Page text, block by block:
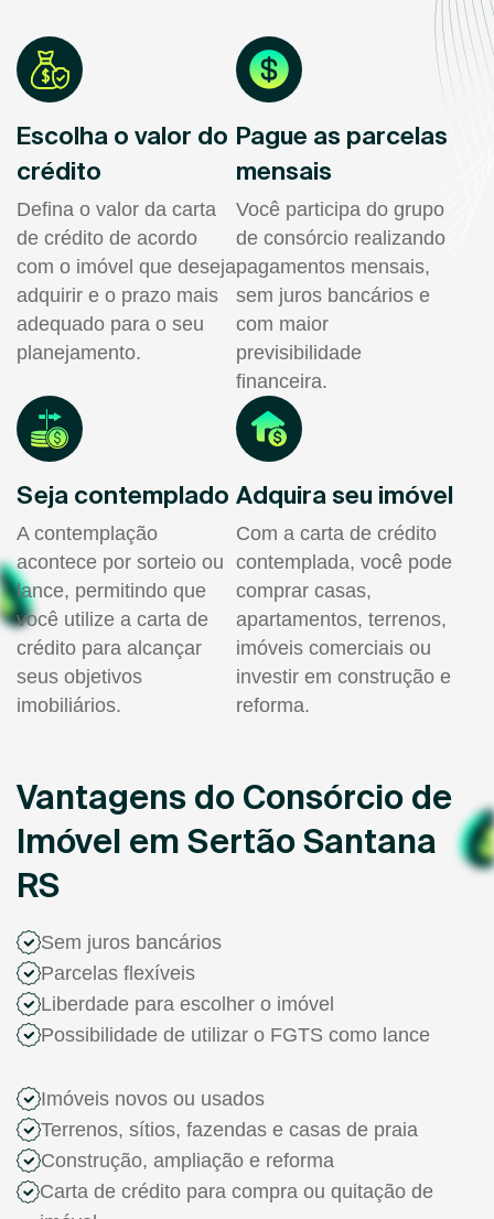
Escolha o valor do
crédito
Defina o valor da carta
de crédito de acordo
com o imóvel que deseja
adquirir e o prazo mais
adequado para o seu
planejamento.
Pague as parcelas
mensais
Você participa do grupo
de consórcio realizando
pagamentos mensais,
sem juros bancários e
com maior
previsibilidade
financeira.
Seja contemplado
A contemplação
acontece por sorteio ou
lance, permitindo que
você utilize a carta de
crédito para alcançar
seus objetivos
imobiliários.
Adquira seu imóvel
Com a carta de crédito
contemplada, você pode
comprar casas,
apartamentos, terrenos,
imóveis comerciais ou
investir em construção e
reforma.
Vantagens do Consórcio de
Imóvel em Sertão Santana
RS
Sem juros bancários
Parcelas flexíveis
Liberdade para escolher o imóvel
Possibilidade de utilizar o FGTS como lance
Imóveis novos ou usados
Terrenos, sítios, fazendas e casas de praia
Construção, ampliação e reforma
Carta de crédito para compra ou quitação de